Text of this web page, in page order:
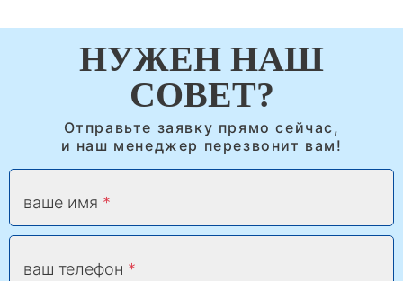
НУЖЕН НАШ
СОВЕТ?
Отправьте заявку прямо сейчас,
и наш менеджер перезвонит вам!
ваше имя
ваш телефон